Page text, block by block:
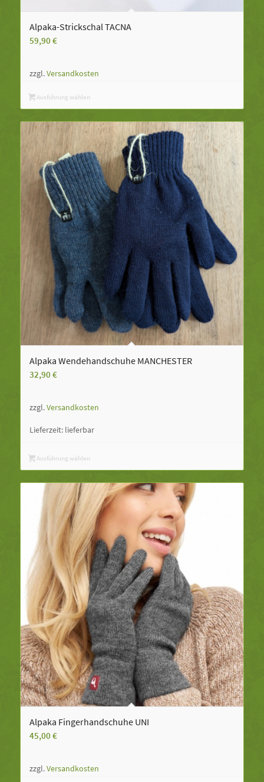
Alpaka-Strickschal TACNA
59,90 €
zzgl.Versandkosten
Ausführung wählen
Alpaka Wendehandschuhe MANCHESTER
32,90 €
zzgl.Versandkosten
Lieferzeit: lieferbar
Ausführung wählen
Alpaka Fingerhandschuhe UNI
45,00 €
zzgl.Versandkosten